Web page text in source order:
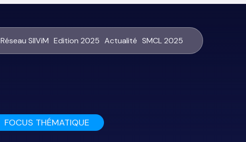
Réseau SIIViM Edition 2025 Actualité SMCL 2025
FOCUS THÉMATIQUE